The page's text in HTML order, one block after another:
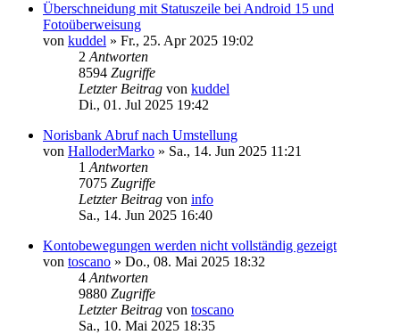
Überschneidung mit Statuszeile bei Android 15 und
Fotoüberweisung
von kuddel » Fr., 25. Apr 2025 19:02
2 Antworten
8594 Zugriffe
Letzter Beitrag von kuddel
Di., 01. Jul 2025 19:42
Norisbank Abruf nach Umstellung
von HalloderMarko » Sa., 14. Jun 2025 11:21
1 Antworten
7075 Zugriffe
Letzter Beitrag von info
Sa., 14. Jun 2025 16:40
Kontobewegungen werden nicht vollständig gezeigt
von toscano » Do., 08. Mai 2025 18:32
4 Antworten
9880 Zugriffe
Letzter Beitrag von toscano
Sa., 10. Mai 2025 18:35